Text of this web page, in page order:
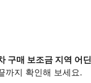
구매 보조금 지역 어
까지 확인해 보세요.